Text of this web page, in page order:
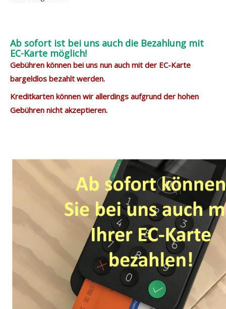
Ab sofort ist bei uns auch die Bezahlung mit
EC-Karte möglich!
Gebühren können bei uns nun auch mit der EC-Karte
bargeldlos bezahlt werden.
Kreditkarten können wir allerdings aufgrund der hohen
Gebühren nicht akzeptieren.